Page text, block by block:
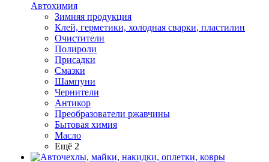
Автохимия
Зимняя продукция
Клей, герметики, холодная сварки, пластилин
Очистители
Полироли
Присадки
Смазки
Шампуни
Чернители
Антикор
Преобразователи ржавчины
Бытовая химия
Масло
Ещё 2